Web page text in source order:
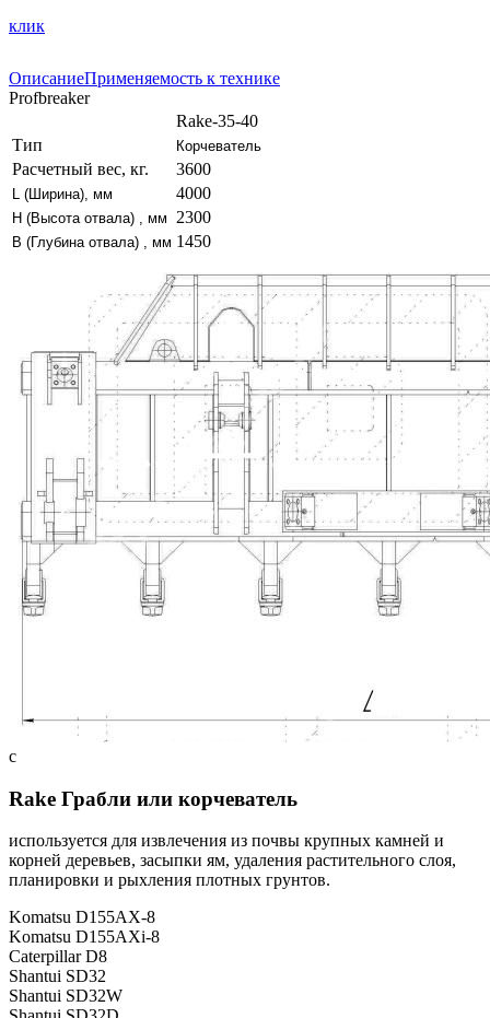
клик
ОписаниеПрименяемость к технике
Profbreaker
Rake-35-40
Тип
Корчеватель
Расчетный вес, кг. 3600
(Ширина), мм 4000
H (Высота отвала) , мм 2300
B (Глубина отвала) , мм 1450
c
Rake Грабли или корчеватель
используется для извлечения из почвы крупных камней и
корней деревьев, засыпки ям, удаления растительного слоя,
планировки и рыхления плотных грунтов.
Komatsu D155AX-8
Komatsu D155AXi-8
Caterpillar D8
Shantui SD32
Shantui SD32W